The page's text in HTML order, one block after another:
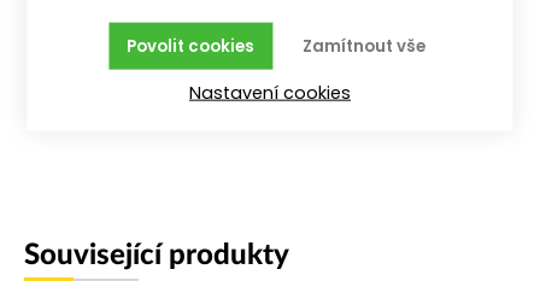
Změna režimu pomocí přepínací páčky
Související produkty
Zamítnout vše
Povolit cookies
Nastavení cookies